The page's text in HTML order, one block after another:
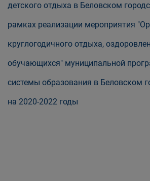
детского отдыха в Беловском
рамках реализации мероприятия
круглогодичного отдыха,
обучающихся" муниципальной
системы образования в Беловском
на 2020-2022 годы